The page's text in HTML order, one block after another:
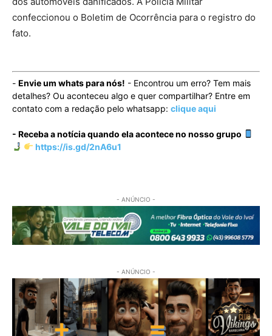
confeccionou o Boletim de Ocorrência para o registro do
fato.
- Envie um whats para nós! - Encontrou um erro? Tem mais
detalhes? Ou aconteceu algo e quer compartilhar? Entre em
contato com a redação pelo whatsapp: clique aqui
- Receba a notícia quando ela acontece no nosso grupo
https://is.gd/2nA6u1
- ANÚNCIO -
- ANÚNCIO -